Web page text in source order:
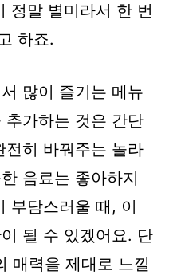
정말 별미라서 한 번
하죠.
많이 즐기는 메뉴
추가하는 것은 간단
히 바꿔주는 놀라
음료는 좋아하지
부담스러울 때, 이
될 수 있겠어요. 단
매력을 제대로 느낄